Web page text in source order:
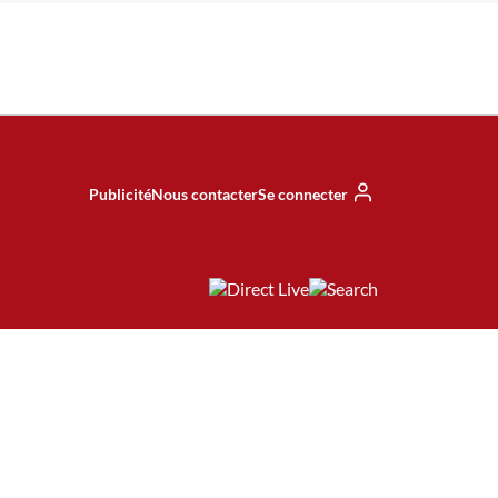
PublicitéNous contacterSe connecter